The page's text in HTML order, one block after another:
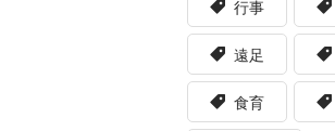
行事
遠足
食育